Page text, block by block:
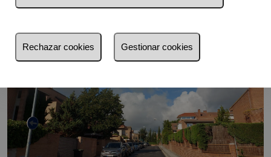
Rechazar cookies Gestionar cookies